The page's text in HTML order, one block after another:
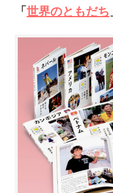
「世界のともだち